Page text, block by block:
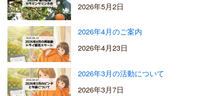
2026年5月2日
2026年4月のご案内
2026年4月23日
2026年3月の活動について
2026年3月7日